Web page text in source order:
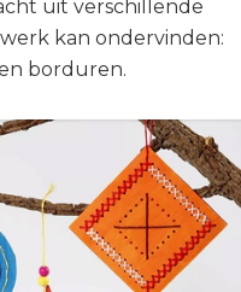
uit verschillende
kan ondervinden:
borduren.